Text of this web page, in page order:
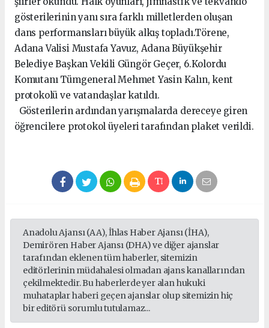
gösterilerinin yanı sıra farklı milletlerden oluşan
dans performansları büyük alkış topladı.Törene,
Adana Valisi Mustafa Yavuz, Adana Büyükşehir
Belediye Başkan Vekili Güngör Geçer, 6.Kolordu
Komutanı Tümgeneral Mehmet Yasin Kalın, kent
protokolü ve vatandaşlar katıldı.
Gösterilerin ardından yarışmalarda dereceye giren
öğrencilere protokol üyeleri tarafından plaket verildi.
Anadolu Ajansı (AA), İhlas Haber Ajansı (İHA),
Demirören Haber Ajansı (DHA) ve diğer ajanslar
tarafından eklenen tüm haberler, sitemizin
editörlerinin müdahalesi olmadan ajans kanallarından
çekilmektedir. Bu haberlerde yer alan hukuki
muhataplar haberi geçen ajanslar olup sitemizin hiç
bir editörü sorumlu tutulamaz...